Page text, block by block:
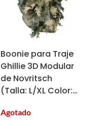
Boonie para Traje
Ghillie 3D Modular
de Novritsch
(Talla: L/XL Color:
Agotado